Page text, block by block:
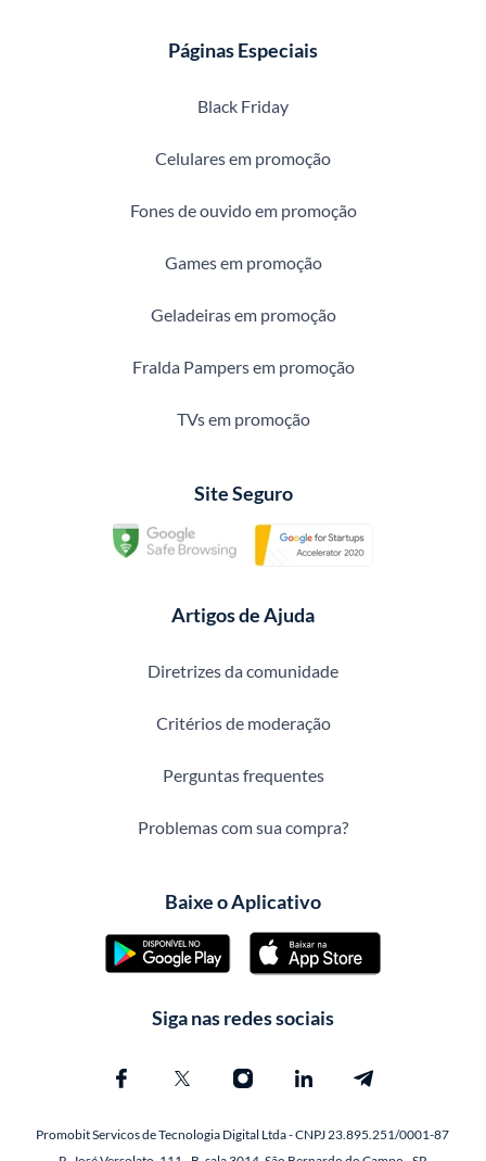
Páginas Especiais
Black Friday
Celulares em promoção
Fones de ouvido em promoção
Games em promoção
Geladeiras em promoção
Fralda Pampers em promoção
TVs em promoção
Site Seguro
Artigos de Ajuda
Diretrizes da comunidade
Critérios de moderação
Perguntas frequentes
Problemas com sua compra?
Baixe o Aplicativo
Siga nas redes sociais
Promobit Servicos de Tecnologia Digital Ltda - CNPJ 23.895.251/0001-87